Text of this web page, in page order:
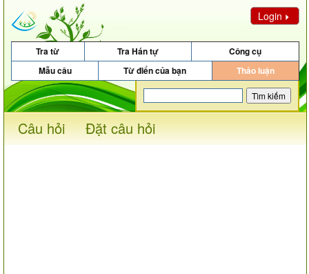
Login
Tra từ Tra Hán tự
Công cụ
Mẫu câu
Từ điển của bạn Thảo luận
Câu hỏi Đặt câu hỏi